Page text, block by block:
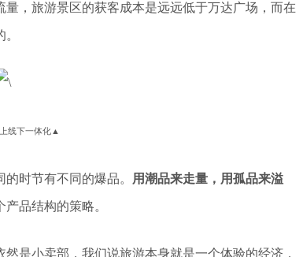
，旅游景区的获客成本是远远低于万达广场，而在
线下一体化▲
的时节有不同的爆品。 用潮品来走量，用孤品来溢
品结构的策略。
是小卖部，我们说旅游本身就是一个体验的经济，